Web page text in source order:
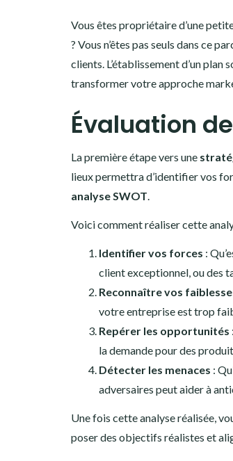
Vous êtes propriétaire d’une
? Vous n’êtes pas seuls dans ce
clients. L’établissement d’un
transformer votre approche
Évaluation
La première étape vers une
lieux permettra d’identifier vos
analyse SWOT.
Voici comment réaliser cette
Identifier vos forces :
client exceptionnel, ou des
Reconnaître vos
votre entreprise est trop
Repérer les opportunités
la demande pour des
Détecter les menaces :
adversaires peut aider à
Une fois cette analyse réalisée,
poser des objectifs réalistes et